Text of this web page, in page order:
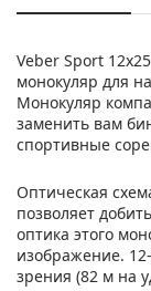
Veber Sport
монокуляр для
Монокуляр
заменить вам
спортивные
Оптическая
позволяет
оптика этого
изображение.
зрения (82 м на